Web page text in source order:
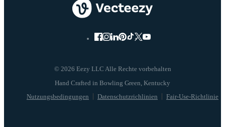
© 2026 Eezy LLC Alle Rechte vorbehalten
Nutzungsbedingungen Datenschutzrichlinien Fair-Use-Richtlinie